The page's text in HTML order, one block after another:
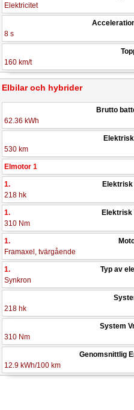
Elektricitet
8 s
160 km/t
Elbilar och hybrider
Brutto
62.36 kWh
530 km
Elmotor 1
1.
218 hk
1.
Elektrisk
310 Nm
1.
Framaxel, tvärgående
1.
Typ av
Synkron
218 hk
System
310 Nm
Genomsnittlig
12.9 kWh/100 km